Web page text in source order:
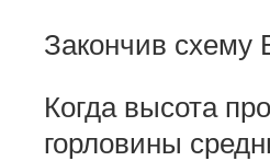
Закончив схему
Когда высота
горловины